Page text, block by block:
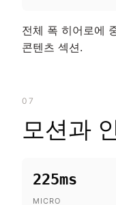
전체 폭 히어로에
콘텐츠 섹션.
07
모션과
225ms
MICRO